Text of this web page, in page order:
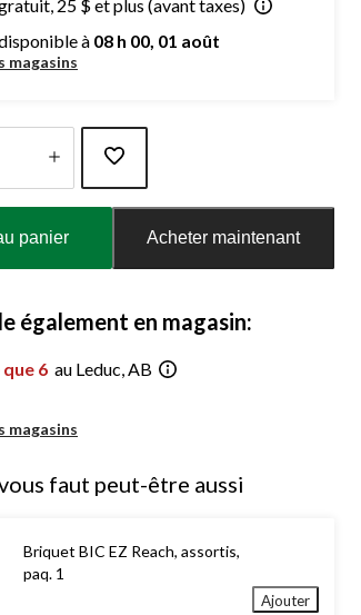
25 $ et plus (avant taxes)
à 08 h 00, 01 août
magasins
panier Acheter maintenant
également en magasin:
que 6 au Leduc, AB
magasins
faut peut-être aussi
Briquet BIC EZ Reach, assortis,
paq. 1
Ajouter